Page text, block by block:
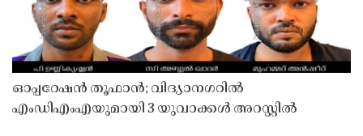
ഓപ്പറേഷൻ തൂഫാൻ; വിദ്യാനഗറിൽ
എംഡിഎംഎയുമായി 3 യുവാക്കൾ അറസ്റ്റിൽ